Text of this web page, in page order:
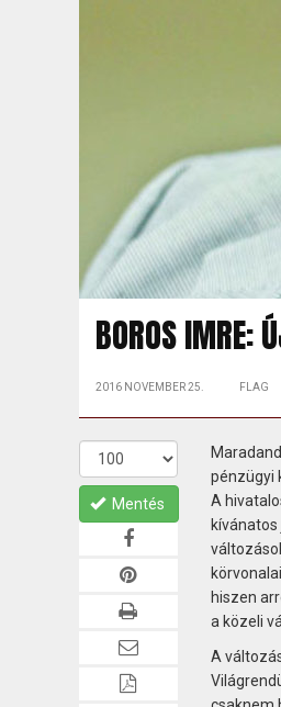
BOROS IMRE:
2016 NOVEMBER 25. FLAG
Mentés
pénzügyi
A
hiszen
a közeli
A